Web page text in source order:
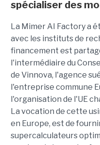
spécialiser des
La Mimer AI Factory a
avec les instituts de
financement est
l'intermédiaire du
de Vinnova, l'agence
l'entreprise commune
l'organisation de l'UE
La vocation de cette
en Europe, est de
supercalculateurs